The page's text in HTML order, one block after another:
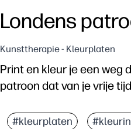
Londens
Kunsttherapie - Kleurplaten
Print en kleur je een weg
patroon dat van je vrije
Geen voorbereiding:
#kleurplaten